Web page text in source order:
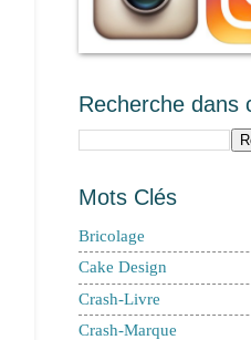
Recherche dans
Mots Clés
Bricolage
Cake Design
Crash-Livre
Crash-Marque